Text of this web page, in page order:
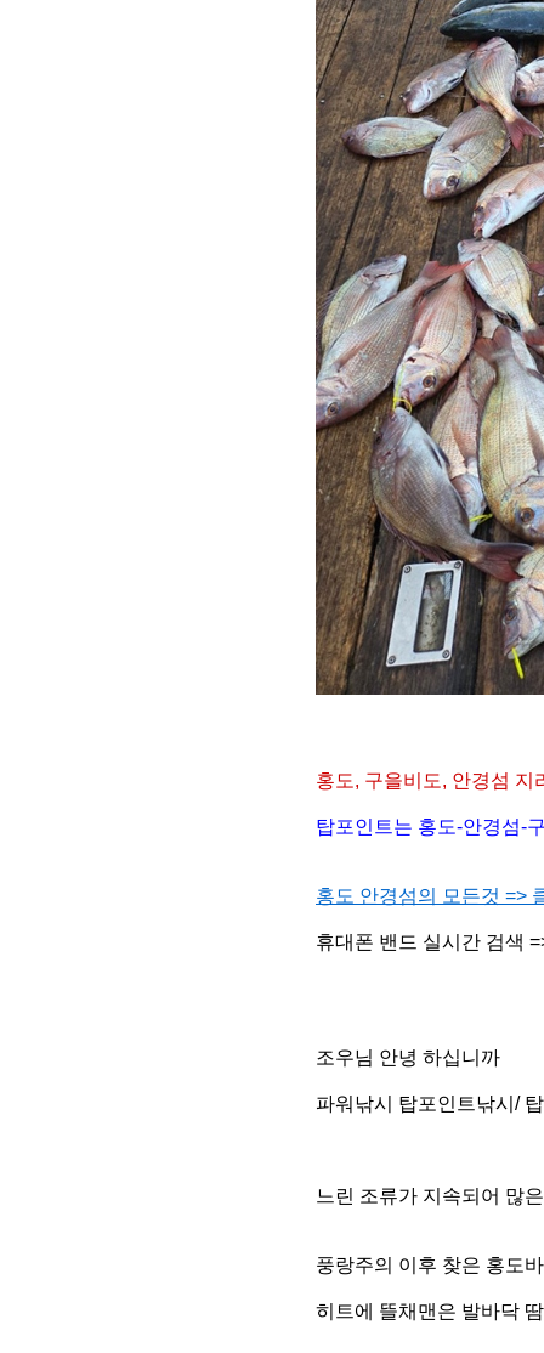
홍도, 구을비도, 안경섬 지
탑포인트는 홍도-안경섬-
홍도 안경섬의 모든것 =>
휴대폰 밴드 실시간 검색
조우님 안녕 하십니까
파워낚시 탑포인트낚시/
느린 조류가 지속되어 많
풍랑주의 이후 찾은 홍도
히트에 뜰채맨은 발바닥